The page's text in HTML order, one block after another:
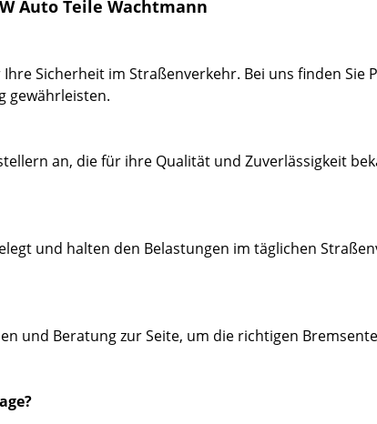
Auto Teile Wachtmann
Sicherheit im Straßenverkehr. Bei uns finden
gewährleisten.
an, die für ihre Qualität und Zuverlässigkeit
und halten den Belastungen im täglichen
und Beratung zur Seite, um die richtigen